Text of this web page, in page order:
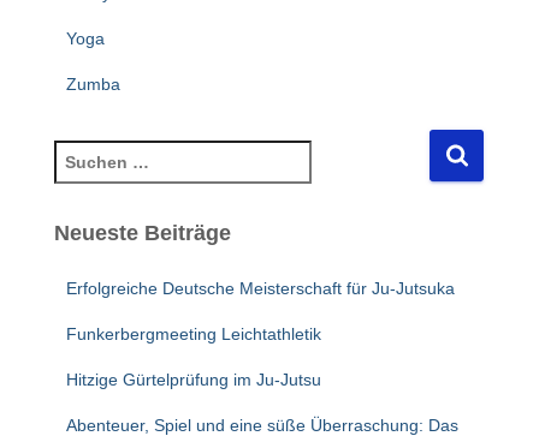
Yoga
Zumba
u
h
Neueste Beiträge
Erfolgreiche Deutsche Meisterschaft für Ju-Jutsuka
Funkerbergmeeting Leichtathletik
Hitzige Gürtelprüfung im Ju-Jutsu
Abenteuer, Spiel und eine süße Überraschung: Das